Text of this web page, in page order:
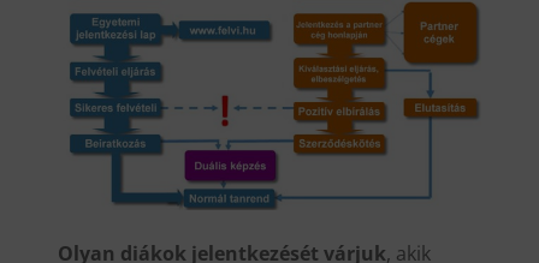
Olyan diákok jelentkezését várjuk, akik